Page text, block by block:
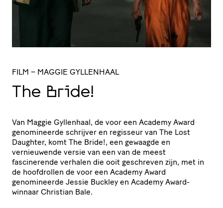
FILM – MAGGIE GYLLENHAAL
The Bride!
Van Maggie Gyllenhaal, de voor een Academy Award
genomineerde schrijver en regisseur van The Lost
Daughter, komt The Bride!, een gewaagde en
vernieuwende versie van een van de meest
fascinerende verhalen die ooit geschreven zijn, met in
de hoofdrollen de voor een Academy Award
genomineerde Jessie Buckley en Academy Award-
winnaar Christian Bale.